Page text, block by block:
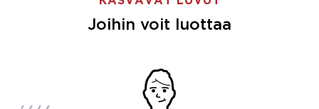
Joihin voit luottaa